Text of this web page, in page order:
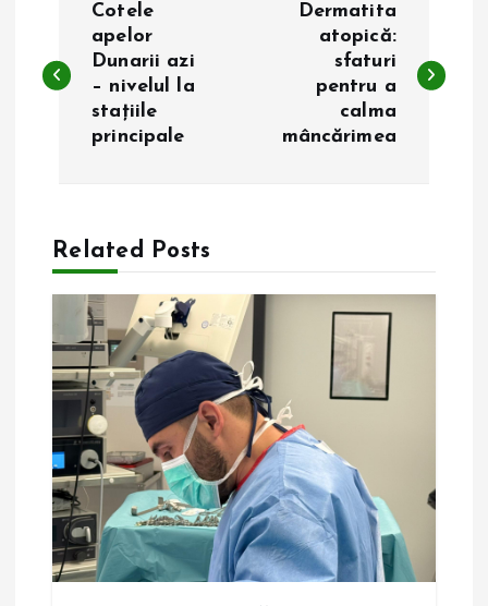
v
a
e
n
a
r
Cotele
apelor
Dunarii azi
– nivelul la
stațiile
principale
Dermatita
atopică:
sfaturi
pentru a
calma
mâncărimea
Related Posts